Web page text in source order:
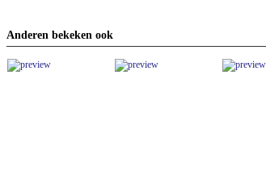
Anderen bekeken ook